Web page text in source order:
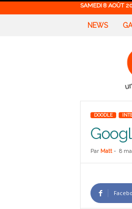
SAMEDI 8 AOÛT
NEWS
DOODLE
Par Matt- 8